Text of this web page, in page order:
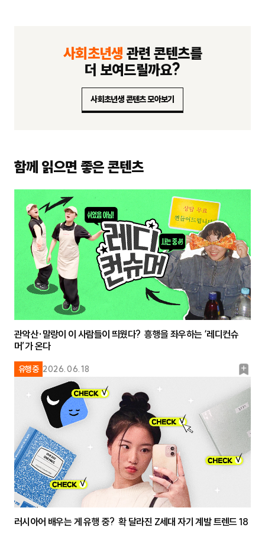
사회초년생 관련 콘텐츠를
더 보여드릴까요?
사회초년생 콘텐츠 모아보기
함께 읽으면 좋은 콘텐츠
유행중 2026.06.18
북
마
크
관악산·말랑이 이 사람들이 띄웠다? 흥행을 좌우하는 ‘레디컨슈
머’가 온다
러시아어 배우는 게 유행 중? 확 달라진 Z세대 자기 계발 트렌드 18